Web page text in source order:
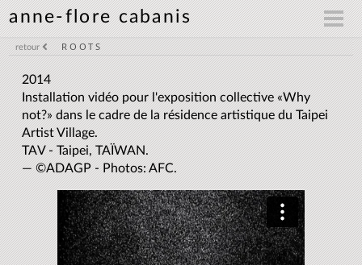
anne-flore cabanis
retour ROOTS
2014
Installation vidéo pour l'exposition collective «Why
not?» dans le cadre de la résidence artistique du Taipei
Artist Village.
TAV - Taipei, TAÏWAN.
— ©ADAGP - Photos: AFC.